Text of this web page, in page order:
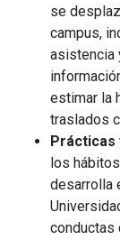
se
campus,
asistencia
estimar la
traslados
Prácticas
los
desarrolla
conductas